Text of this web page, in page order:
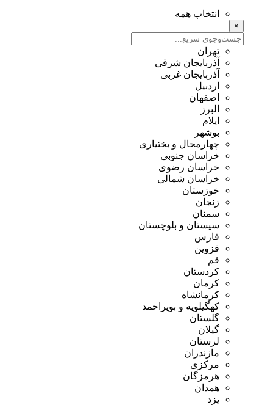
انتخاب همه
×
تهران
آذربایجان شرقی
آذربایجان غربی
اردبیل
اصفهان
البرز
ایلام
بوشهر
چهارمحال و بختیاری
خراسان جنوبی
خراسان رضوی
خراسان شمالی
خوزستان
زنجان
سمنان
سیستان و بلوچستان
فارس
قزوین
قم
کردستان
کرمان
کرمانشاه
کهگیلویه و بویراحمد
گلستان
گیلان
لرستان
مازندران
مرکزی
هرمزگان
همدان
یزد